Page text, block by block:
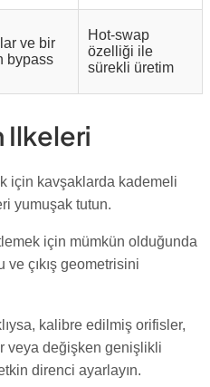
ve bir
bypass
Hot-swap
özelliği ile
sürekli üretim
Ilkeleri
için kavşaklarda kademeli
yumuşak tutun.
için mümkün olduğunda
çıkış geometrisini
kalibre edilmiş orifisler,
veya değişken genişlikli
direnci ayarlayın.